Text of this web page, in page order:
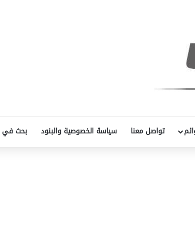
تواصل معنا سياسة الخصوصية والبنود بحث في